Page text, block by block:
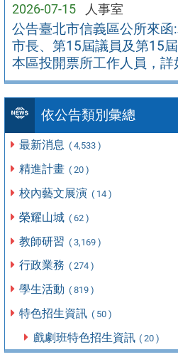
2026-07-15 人事室
公告臺北市信義區公所來
市長、第15屆議員及第15
本區投開票所工作人員，詳
依公告類別彙總
最新消息 ( 4,533 )
精進計畫 ( 20 )
校內藝文展演 ( 14 )
榮耀山城 ( 62 )
教師研習 ( 3,169 )
行政業務 ( 274 )
學生活動 ( 819 )
特色招生資訊 ( 50 )
戲劇班特色招生資訊 ( 20 )